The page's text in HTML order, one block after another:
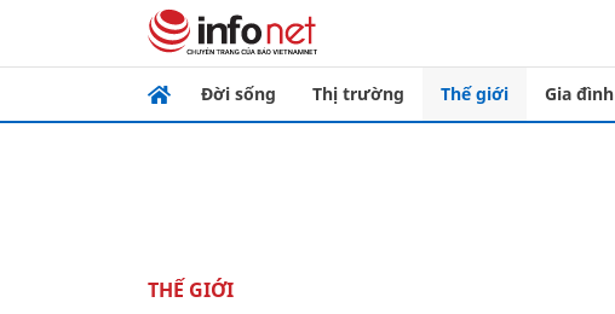
Đời sống Thị trường Thế giới Gia đình
THẾ GIỚI